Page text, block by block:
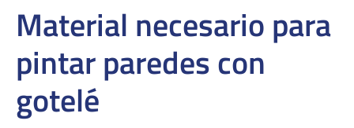
Material necesario para
pintar paredes con
gotelé